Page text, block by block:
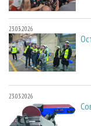
23.03.2026
23.03.2026